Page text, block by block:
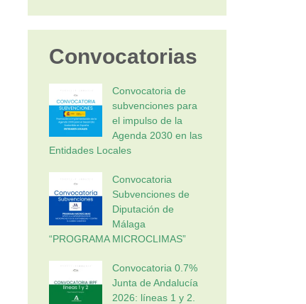
Convocatorias
Convocatoria de
subvenciones para
el impulso de la
Agenda 2030 en las
Entidades Locales
Convocatoria
Subvenciones de
Diputación de
Málaga
“PROGRAMA MICROCLIMAS”
Convocatoria 0.7%
Junta de Andalucía
2026: líneas 1 y 2.